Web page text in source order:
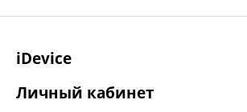
iDevice
Личный кабинет